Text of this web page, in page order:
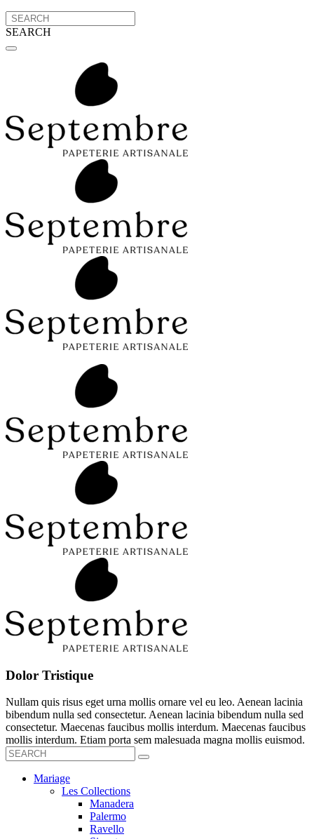
SEARCH
Dolor Tristique
Nullam quis risus eget urna mollis ornare vel eu leo. Aenean lacinia
bibendum nulla sed consectetur. Aenean lacinia bibendum nulla sed
consectetur. Maecenas faucibus mollis interdum. Maecenas faucibus
mollis interdum. Etiam porta sem malesuada magna mollis euismod.
Mariage
Les Collections
Manadera
Palermo
Ravello